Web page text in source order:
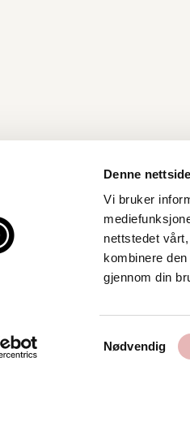
Denne
Vi bruker
nettstedet
kombinere
gjennom din
Samtykkevalg
Nødvendig